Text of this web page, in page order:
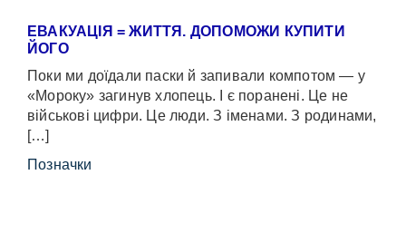
ЕВАКУАЦІЯ = ЖИТТЯ. ДОПОМОЖИ КУПИТИ
ЙОГО
Поки ми доїдали паски й запивали компотом — у
«Мороку» загинув хлопець. І є поранені. Це не
військові цифри. Це люди. З іменами. З родинами,
[…]
Позначки